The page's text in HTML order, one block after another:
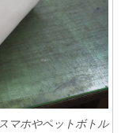
マホやペットボトル